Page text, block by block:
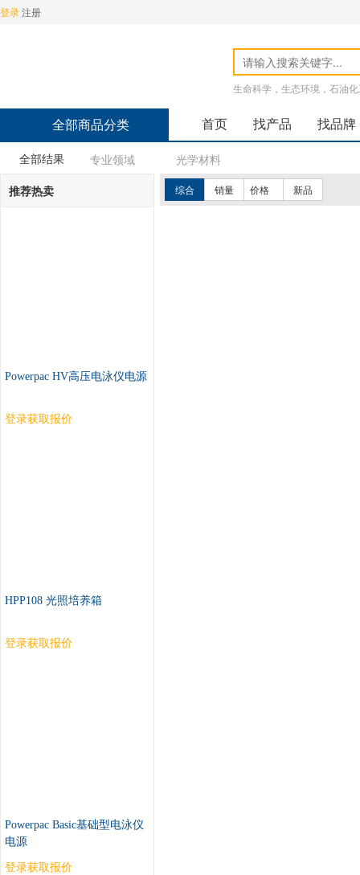
登录注册
生命科学，生态环境，石油
全部商品分类 首页 找产品 找品牌
全部结果 专业领域
光学材料
推荐热卖
Powerpac HV高压电泳仪电源
登录获取报价
HPP108 光照培养箱
登录获取报价
Powerpac Basic基础型电泳仪
电源
登录获取报价
综合 销量 价格 新品